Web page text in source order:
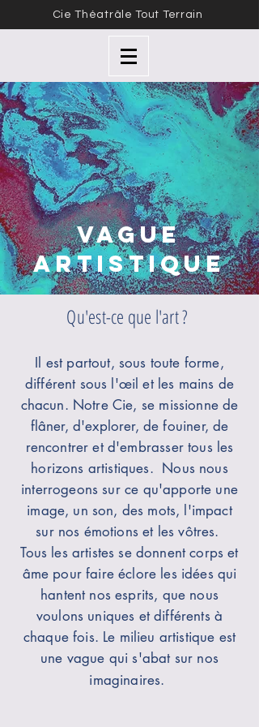
Cie Théatrâle Tout Terrain
VAGUE
ARTISTIQUE
Qu'est-ce que l'art ?
Il est partout, sous toute forme,
différent sous l'œil et les mains de
chacun. Notre Cie, se missionne de
flâner, d'explorer, de fouiner, de
rencontrer et d'embrasser tous les
horizons artistiques. Nous nous
interrogeons sur ce qu'apporte une
image, un son, des mots, l'impact
sur nos émotions et les vôtres.
Tous les artistesse donnent corps et
âme pour faire éclore les idées qui
hantent nos esprits, que nous
voulons uniques et différents à
chaque fois. Le milieu artistique est
une vague qui s'abat sur nos
imaginaires.